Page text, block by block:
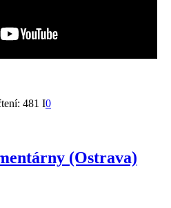
481 I0
(Ostrava)